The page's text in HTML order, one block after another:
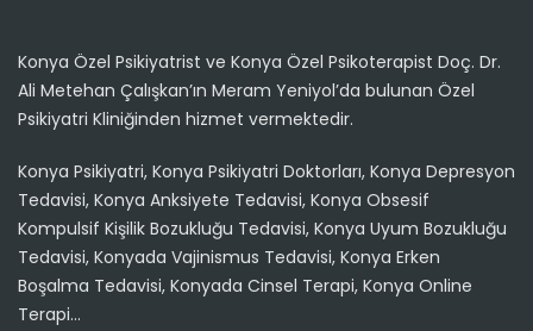
Konya Özel Psikiyatrist ve Konya Özel Psikoterapist Doç. Dr.
Ali Metehan Çalışkan’ın Meram Yeniyol’da bulunan Özel
Psikiyatri Kliniğinden hizmet vermektedir.
Konya Psikiyatri, Konya Psikiyatri Doktorları, Konya Depresyon
Tedavisi, Konya Anksiyete Tedavisi, Konya Obsesif
Kompulsif Kişilik Bozukluğu Tedavisi, Konya Uyum Bozukluğu
Tedavisi, Konyada Vajinismus Tedavisi, Konya Erken
Boşalma Tedavisi, Konyada Cinsel Terapi, Konya Online
Terapi...